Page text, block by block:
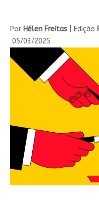
Por Hélen Freitas| Edição
05/03/2025